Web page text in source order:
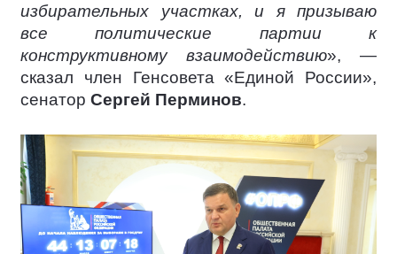
избирательных участках, и я призываю
все политические партии к
конструктивному взаимодействию», —
сказал член Генсовета «Единой России»,
сенатор Сергей Перминов.